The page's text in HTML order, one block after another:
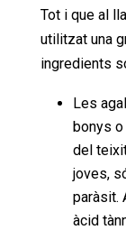
Tot i que al
utilitzat una
ingredients
Les
bonys
del
joves,
paràsit.
àcid